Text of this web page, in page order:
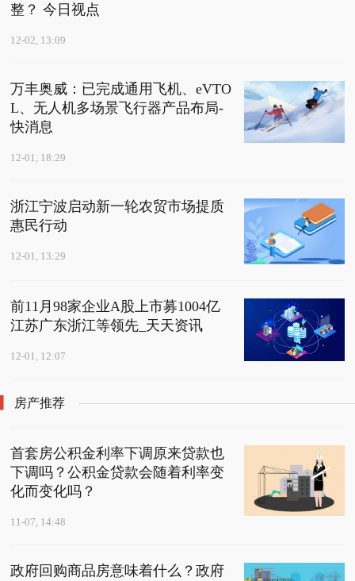
整？ 今日视点
12-02, 13:09
万丰奥威：已完成通用飞机、eVTO
L、无人机多场景飞行器产品布局-
快消息
12-01, 18:29
浙江宁波启动新一轮农贸市场提质
惠民行动
12-01, 13:29
前11月98家企业A股上市募1004亿
江苏广东浙江等领先_天天资讯
12-01, 12:07
房产推荐
首套房公积金利率下调原来贷款也
下调吗？公积金贷款会随着利率变
化而变化吗？
11-07, 14:48
政府回购商品房意味着什么？政府